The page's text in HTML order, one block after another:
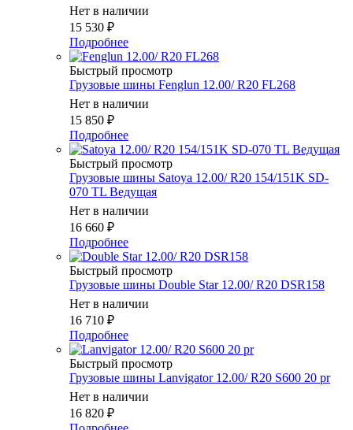
Нет в наличии
15 530 ₽
Подробнее
Быстрый просмотр
Грузовые шины Fenglun 12.00/ R20 FL268
Нет в наличии
15 850 ₽
Подробнее
Быстрый просмотр
Грузовые шины Satoya 12.00/ R20 154/151K SD-
070 TL Ведущая
Нет в наличии
16 660 ₽
Подробнее
Быстрый просмотр
Грузовые шины Double Star 12.00/ R20 DSR158
Нет в наличии
16 710 ₽
Подробнее
Быстрый просмотр
Грузовые шины Lanvigator 12.00/ R20 S600 20 pr
Нет в наличии
16 820 ₽